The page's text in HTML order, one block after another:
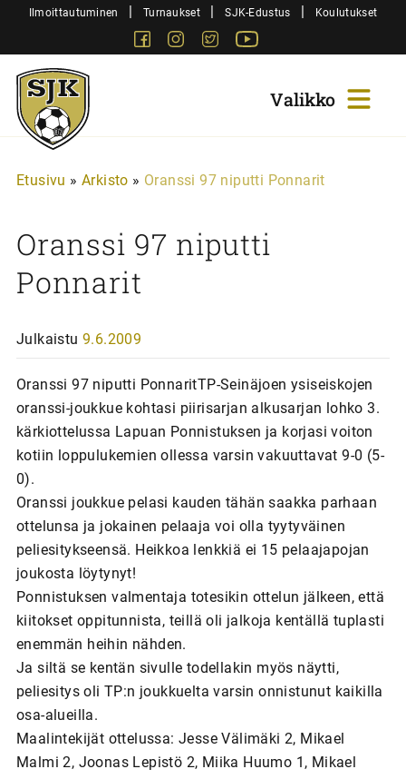
SiirryIlmoittautuminen | Turnaukset | SJK-Edustus | Koulutukset
FacebookInstagram
Twitter
Sjk-
Juniorit
Etusivu » Arkisto » Oranssi 97 niputti Ponnarit
Oranssi 97 niputti
Ponnarit
Julkaistu 9.6.2009
Oranssi 97 niputti PonnaritTP-Seinäjoen ysiseiskojen
oranssi-joukkue kohtasi piirisarjan alkusarjan lohko 3.
kärkiottelussa Lapuan Ponnistuksen ja korjasi voiton
kotiin loppulukemien ollessa varsin vakuuttavat 9-0 (5-
0).
Oranssi joukkue pelasi kauden tähän saakka parhaan
ottelunsa ja jokainen pelaaja voi olla tyytyväinen
peliesitykseensä. Heikkoa lenkkiä ei 15 pelaajapojan
joukosta löytynyt!
Ponnistuksen valmentaja totesikin ottelun jälkeen, että
kiitokset oppitunnista, teillä oli jalkoja kentällä tuplasti
enemmän heihin nähden.
Ja siltä se kentän sivulle todellakin myös näytti,
peliesitys oli TP:n joukkuelta varsin onnistunut kaikilla
osa-alueilla.
Maalintekijät ottelussa: Jesse Välimäki 2, Mikael
Malmi 2, Joonas Lepistö 2, Miika Huumo 1, Mikael